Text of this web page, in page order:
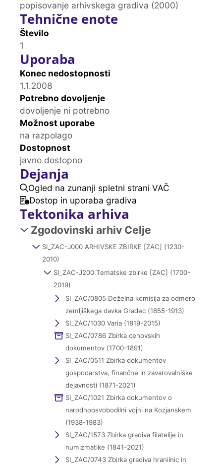
popisovanje arhivskega gradiva (2000)
Tehnične enote
Število
1
Uporaba
Konec nedostopnosti
1.1.2008
Potrebno dovoljenje
dovoljenje ni potrebno
Možnost uporabe
na razpolago
Dostopnost
javno dostopno
Dejanja
Ogled na zunanji spletni strani VAČ
Dostop in uporaba gradiva
Tektonika arhiva
Zgodovinski arhiv Celje
SI_ZAC-J000 ARHIVSKE ZBIRKE [ZAC] (1230-
2010)
SI_ZAC-J200 Tematske zbirke [ZAC] (1700-
2019)
SI_ZAC/0805 Deželna komisija za odmero
zemljiškega davka Gradec (1855-1913)
SI_ZAC/1030 Varia (1819-2015)
SI_ZAC/0786 Zbirka cehovskih
dokumentov (1700-1891)
SI_ZAC/0511 Zbirka dokumentov
gospodarstva, finančne in zavarovalniške
dejavnosti (1871-2021)
SI_ZAC/1021 Zbirka dokumentov o
narodnoosvobodilni vojni na Kozjanskem
(1938-1983)
SI_ZAC/1573 Zbirka gradiva filatelije in
numizmatike (1841-2021)
SI_ZAC/0743 Zbirka gradiva hranilnic in